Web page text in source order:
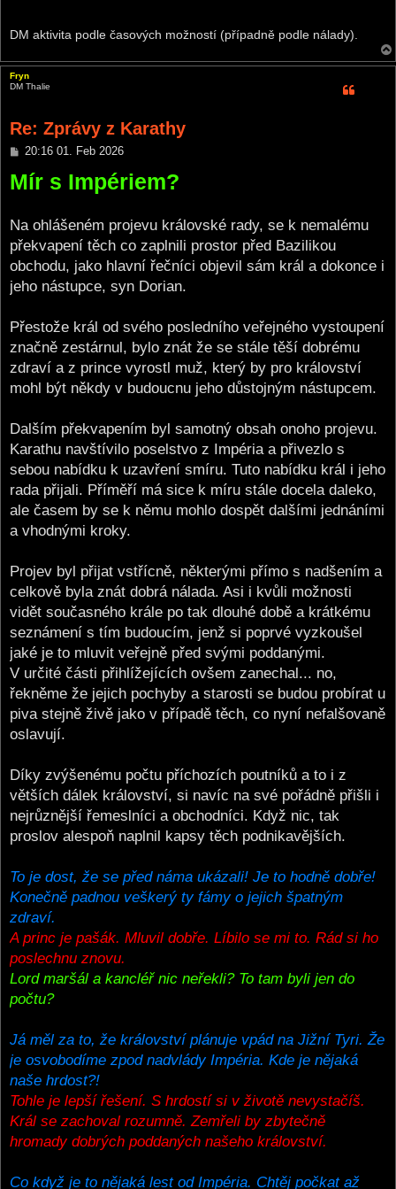
DM aktivita podle časových možností (případně podle nálady).
Fryn
DM Thalie
Re: Zprávy z Karathy
P
s
t
20:16 01. Feb 2026
Mír s Impériem?
Na ohlášeném projevu královské rady, se k nemalému
překvapení těch co zaplnili prostor před Bazilikou
obchodu, jako hlavní řečníci objevil sám král a dokonce i
jeho nástupce, syn Dorian.
Přestože král od svého posledního veřejného vystoupení
značně zestárnul, bylo znát že se stále těší dobrému
zdraví a z prince vyrostl muž, který by pro království
mohl být někdy v budoucnu jeho důstojným nástupcem.
Dalším překvapením byl samotný obsah onoho projevu.
Karathu navštívilo poselstvo z Impéria a přivezlo s
sebou nabídku k uzavření smíru. Tuto nabídku král i jeho
rada přijali. Příměří má sice k míru stále docela daleko,
ale časem by se k němu mohlo dospět dalšími jednáními
a vhodnými kroky.
Projev byl přijat vstřícně, některými přímo s nadšením a
celkově byla znát dobrá nálada. Asi i kvůli možnosti
vidět současného krále po tak dlouhé době a krátkému
seznámení s tím budoucím, jenž si poprvé vyzkoušel
jaké je to mluvit veřejně před svými poddanými.
V určité části přihlížejících ovšem zanechal... no,
řekněme že jejich pochyby a starosti se budou probírat u
piva stejně živě jako v případě těch, co nyní nefalšovaně
oslavují.
Díky zvýšenému počtu příchozích poutníků a to i z
větších dálek království, si navíc na své pořádně přišli i
nejrůznější řemeslníci a obchodníci. Když nic, tak
proslov alespoň naplnil kapsy těch podnikavějších.
To je dost, že se před náma ukázali! Je to hodně dobře!
Konečně padnou veškerý ty fámy o jejich špatným
zdraví.
A princ je pašák. Mluvil dobře. Líbilo se mi to. Rád si ho
poslechnu znovu.
Lord maršál a kancléř nic neřekli? To tam byli jen do
počtu?
Já měl za to, že království plánuje vpád na Jižní Tyri. Že
je osvobodíme zpod nadvlády Impéria. Kde je nějaká
naše hrdost?!
Tohle je lepší řešení. S hrdostí si v životě nevystačíš.
Král se zachoval rozumně. Zemřeli by zbytečně
hromady dobrých poddaných našeho království.
Co když je to nějaká lest od Impéria. Chtěj počkat až